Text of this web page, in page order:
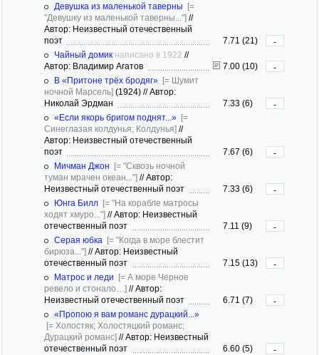
Девушка из маленькой таверны [=
"Девушку из маленькой таверны..."] //
Автор: Неизвестный отечественный
поэт
7.71 (21)
-
Чайный домик написано в 1922 //
Автор: Владимир Агатов
7.00 (10)
-
В «Притоне трёх бродяг» [= Шумит
ночной Марсель] (1924) //Автор:
Николай Эрдман
7.33 (6)
-
«Если якорь бригом поднят...» [=
Синеглазая колдунья; Колдунья] //
Автор: Неизвестный отечественный
поэт
7.67 (6)
-
Мичман Джон [= "Сквозь ночной
туман мрачен океан..."] //Автор:
Неизвестный отечественный поэт
7.33 (6)
-
Юнга Билл [= "На корабле матросы
ходят хмуро..."] //Автор: Неизвестный
отечественный поэт
7.11 (9)
-
Серая юбка [= "Когда в море блестит
бирюза..."] //Автор: Неизвестный
отечественный поэт
7.15 (13)
-
Матрос и леди [= А море Черное
ревело и стонало…] //Автор:
Неизвестный отечественный поэт
6.71 (7)
-
«Пропою я вам романс дурацкий...»
[= Холостяк; Холостяцкий романс;
Дурацкий романс] //Автор: Неизвестный
отечественный поэт
6.60 (5)
-